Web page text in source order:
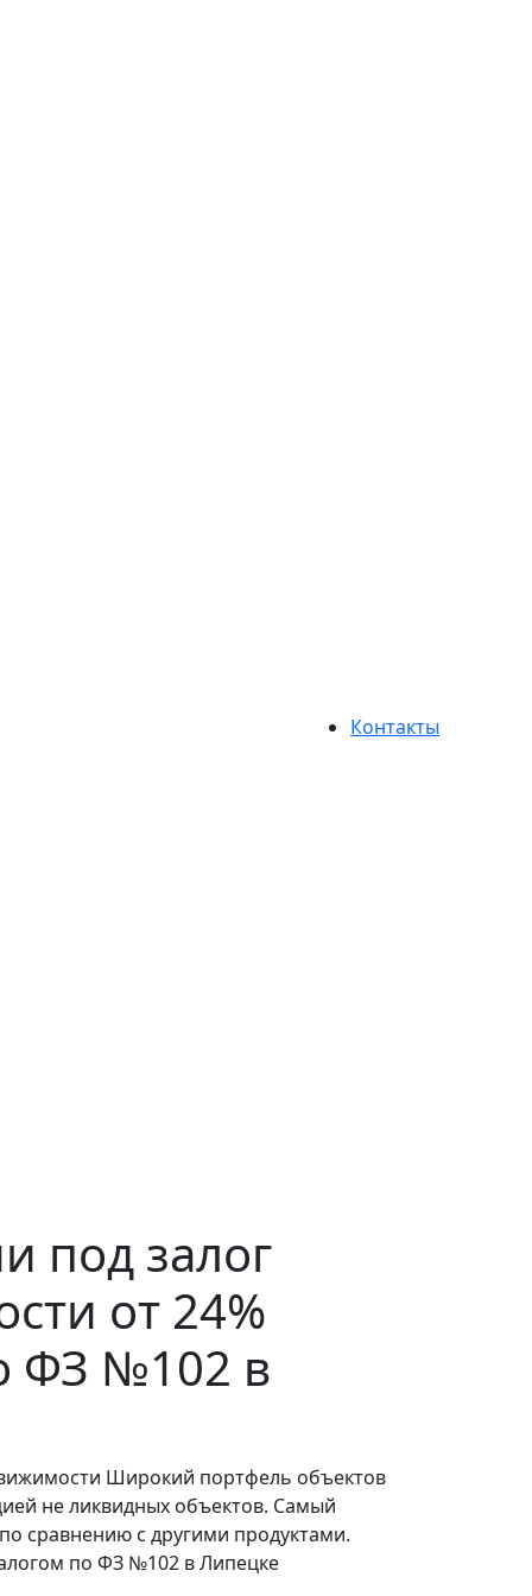
Контакты
под залог
от 24%
ФЗ №102 в
Широкий портфель объектов
не ликвидных объектов. Самый
сравнению с другими продуктами.
по ФЗ №102 в Липецке